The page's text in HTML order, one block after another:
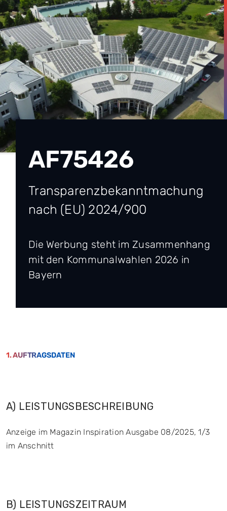
Zum
Inhalt
springen
AF75426
Transparenzbekanntmachung
nach (EU) 2024/900
Die Werbung steht im Zusammenhang
mit den Kommunalwahlen 2026 in
Bayern
1. AUFTRAGSDATEN
A) LEISTUNGSBESCHREIBUNG
Anzeige im Magazin Inspiration Ausgabe 08/2025, 1/3
im Anschnitt
B) LEISTUNGSZEITRAUM